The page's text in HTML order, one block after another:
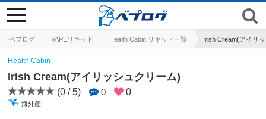
ベプログ VAPEリキッド Health Cabin リキッド一覧 Irish Cream(アイリ
toggle
navigation
Health Cabin
Irish Cream(アイリッシュクリーム)
(0 / 5) 0 0
海外産